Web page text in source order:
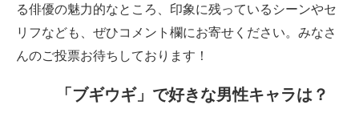
る俳優の魅力的なところ、印象に残っているシーンやセ
リフなども、ぜひコメント欄にお寄せください。みなさ
んのご投票お待ちしております！
「ブギウギ」で好きな男性キャラは？